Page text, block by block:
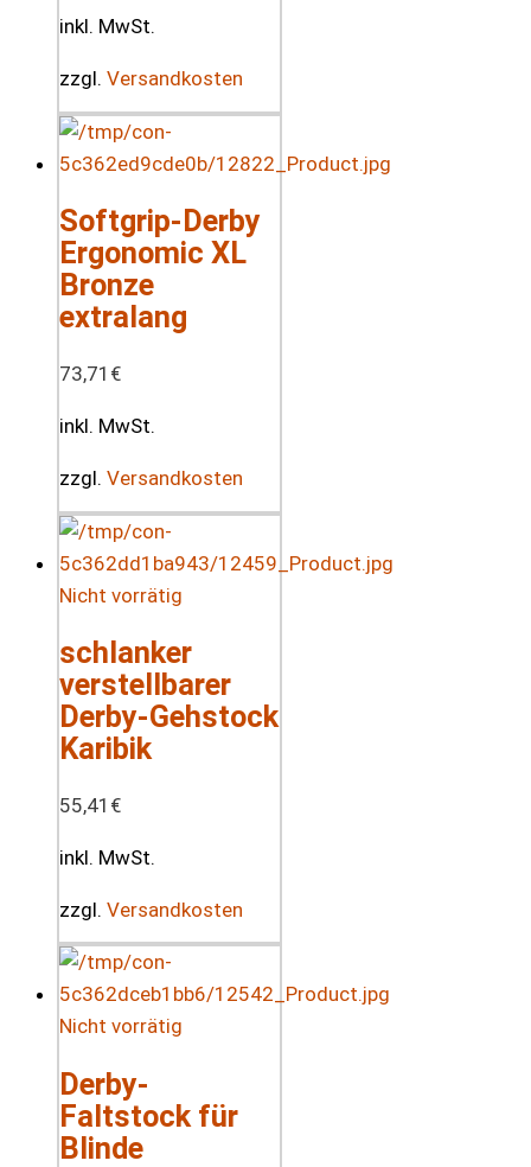
inkl. MwSt.
zzgl. Versandkosten
Softgrip-Derby
Ergonomic XL
Bronze
extralang
73,71 €
inkl. MwSt.
zzgl. Versandkosten
Nicht vorrätig
schlanker
verstellbarer
Derby-Gehstock
Karibik
55,41 €
inkl. MwSt.
zzgl. Versandkosten
Nicht vorrätig
Derby-
Faltstock für
Blinde